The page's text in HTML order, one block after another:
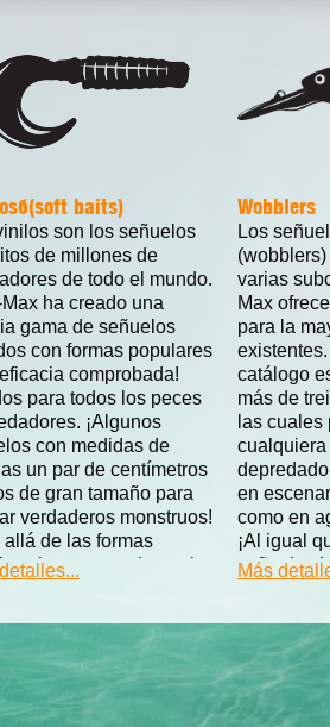
(soft baits)
son los señuelos
de millones de
de todo el mundo.
Max ha creado una
gama de señuelos
con formas populares
comprobada!
para todos los peces
¡Algunos
con medidas de
un par de centímetros
de gran tamaño para
verdaderos monstruos!
allá de las formas
han apostado por la
digeribles y biodegradables!!!
aún mayor efectividad
y contienen
de sal!
Wobblers
Los
varias
Max
para la
existentes.
catálogo
más de
las cuales
en
como en
¡Al igual
señuelos
gran
¡Más allá
para darles
Más